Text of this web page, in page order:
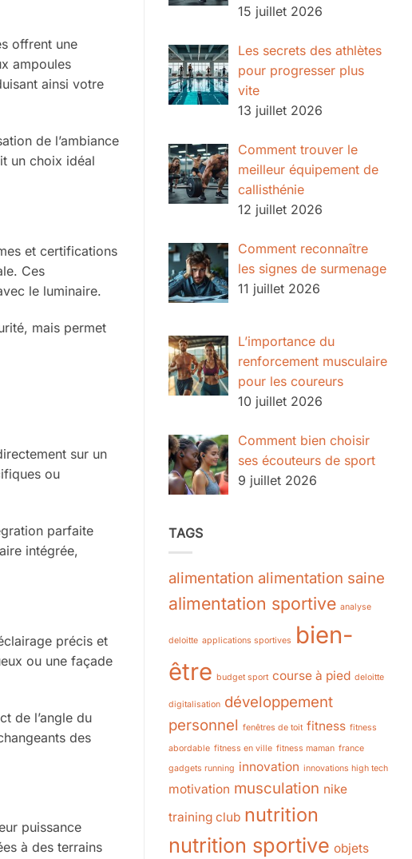
offrent une
ampoules
ainsi votre
de l’ambiance
un choix idéal
et certifications
Ces
le luminaire.
mais permet
sur un
ou
parfaite
intégrée,
précis et
ou une façade
de l’angle du
des
puissance
à des terrains
15 juillet 2026
Les secrets des athlètes
pour progresser plus
vite
13 juillet 2026
Comment trouver le
meilleur équipement de
callisthénie
12 juillet 2026
Comment reconnaître
les signes de surmenage
11 juillet 2026
L’importance du
renforcement musculaire
pour les coureurs
10 juillet 2026
Comment bien choisir
ses écouteurs de sport
9 juillet 2026
TAGS
alimentation alimentation saine
alimentation sportive analyse
deloitte applications sportives
bien-
être budget sport course à pied deloitte
digitalisation développement
personnel fenêtres de toit fitness fitness
abordable fitness en ville fitness maman france
gadgets running innovation innovations high tech
motivation musculation nike
training club nutrition
nutrition sportive objets